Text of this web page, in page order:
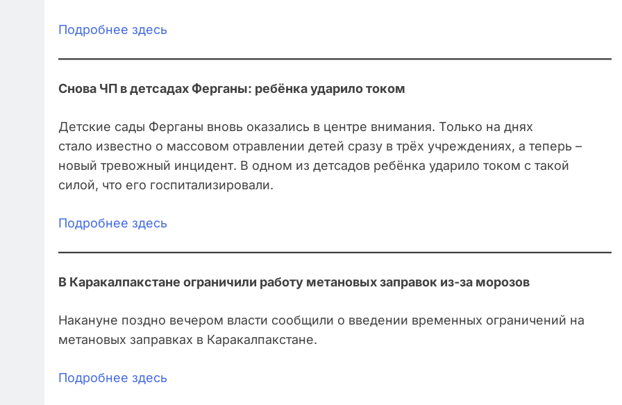
Подробнее здесь
Снова ЧП в детсадах Ферганы: ребёнка ударило током
Детские сады Ферганы вновь оказались в центре внимания. Только на днях
стало известно о массовом отравлении детей сразу в трёх учреждениях, а теперь –
новый тревожный инцидент. В одном из детсадов ребёнка ударило током с такой
силой, что его госпитализировали.
Подробнее здесь
В Каракалпакстане ограничили работу метановых заправок из-за морозов
Накануне поздно вечером власти сообщили о введении временных ограничений на
метановых заправках в Каракалпакстане.
Подробнее здесь